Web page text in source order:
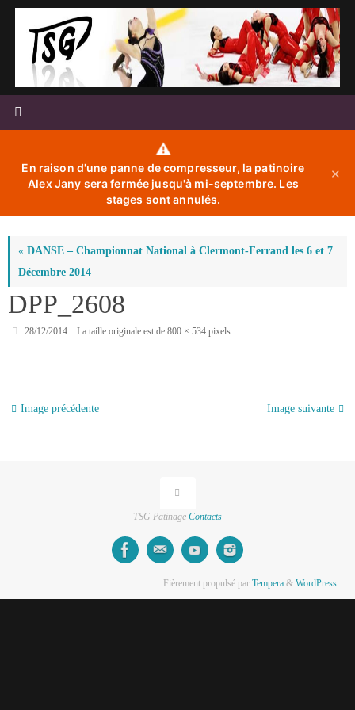
Passer
⚠️
En raison d'une panne de compresseur, la patinoire
Alex Jany sera fermée jusqu'à mi-septembre. Les
stages sont annulés.
✕
« DANSE – Championnat National à Clermont-Ferrand les 6 et 7
Décembre 2014
DPP_2608
28/12/2014 La taille originale est de 800 × 534pixels
Image précédente Image suivante
TSG Patinage Contacts
Fièrement propulsé par Tempera & WordPress.